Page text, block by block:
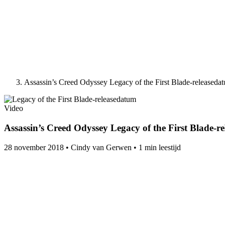
Assassin’s Creed Odyssey Legacy of the First Blade-
Video
Assassin’s Creed Odyssey Legacy of the First Blade-
28 november 2018 • Cindy van Gerwen • 1 min leestijd